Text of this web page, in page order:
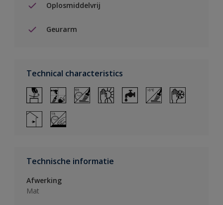
Oplosmiddelvrij
Geurarm
Technical characteristics
Technische informatie
Afwerking
Mat